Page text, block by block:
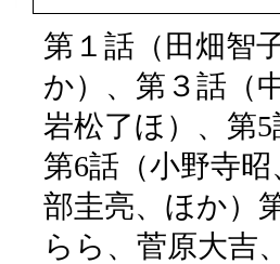
第１話（田畑智
か）、第３話（
岩松了ほ）、第
第6話（小野寺
部圭亮、ほか）
らら、菅原大吉